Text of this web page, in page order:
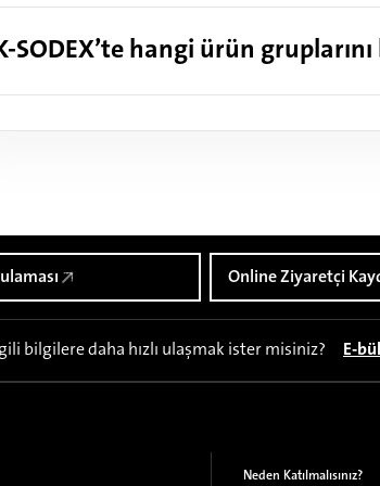
SODEX’te hangi ürün
Online Ziyaretçi
bilgilere daha hızlı ulaşmak ister misiniz? E-
Neden Katılmalısınız?